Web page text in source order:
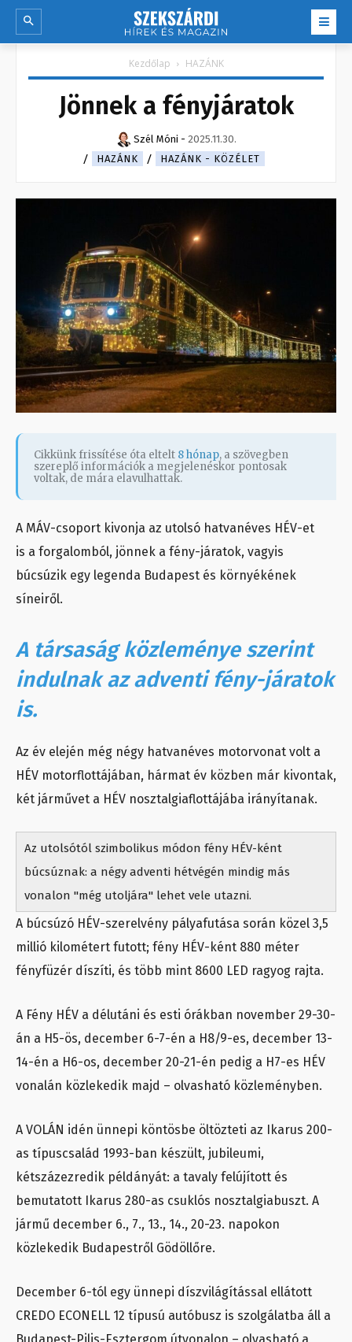
Kezdőlap HAZÁNK
Jönnek a fényjáratok
Szél Móni - 2025.11.30.
HAZÁNK
HAZÁNK - KÖZÉLET
Cikkünk frissítése óta eltelt 8 hónap, a szövegben
szereplő információk a megjelenéskor pontosak
voltak, de mára elavulhattak.
A MÁV-csoport kivonja az utolsó hatvanéves HÉV-et
is a forgalomból, jönnek a fény-járatok, vagyis
búcsúzik egy legenda Budapest és környékének
síneiről.
A társaság közleménye szerint
indulnak az adventi fény-járatok
is.
Az év elején még négy hatvanéves motorvonat volt a
HÉV motorflottájában, hármat év közben már kivontak,
két járművet a HÉV nosztalgiaflottájába irányítanak.
Az utolsótól szimbolikus módon fény HÉV-ként
búcsúznak: a négy adventi hétvégén mindig más
vonalon "még utoljára" lehet vele utazni.
A búcsúzó HÉV-szerelvény pályafutása során közel 3,5
millió kilométert futott; fény HÉV-ként 880 méter
fényfüzér díszíti, és több mint 8600 LED ragyog rajta.
A Fény HÉV a délutáni és esti órákban november 29-30-
án a H5-ös, december 6-7-én a H8/9-es, december 13-
14-én a H6-os, december 20-21-én pedig a H7-es HÉV
vonalán közlekedik majd – olvasható közleményben.
A VOLÁN idén ünnepi köntösbe öltözteti az Ikarus 200-
as típuscsalád 1993-ban készült, jubileumi,
kétszázezredik példányát: a tavaly felújított és
bemutatott Ikarus 280-as csuklós nosztalgiabuszt. A
jármű december 6., 7., 13., 14., 20-23. napokon
közlekedik Budapestről Gödöllőre.
December 6-tól egy ünnepi díszvilágítással ellátott
CREDO ECONELL 12 típusú autóbusz is szolgálatba áll a